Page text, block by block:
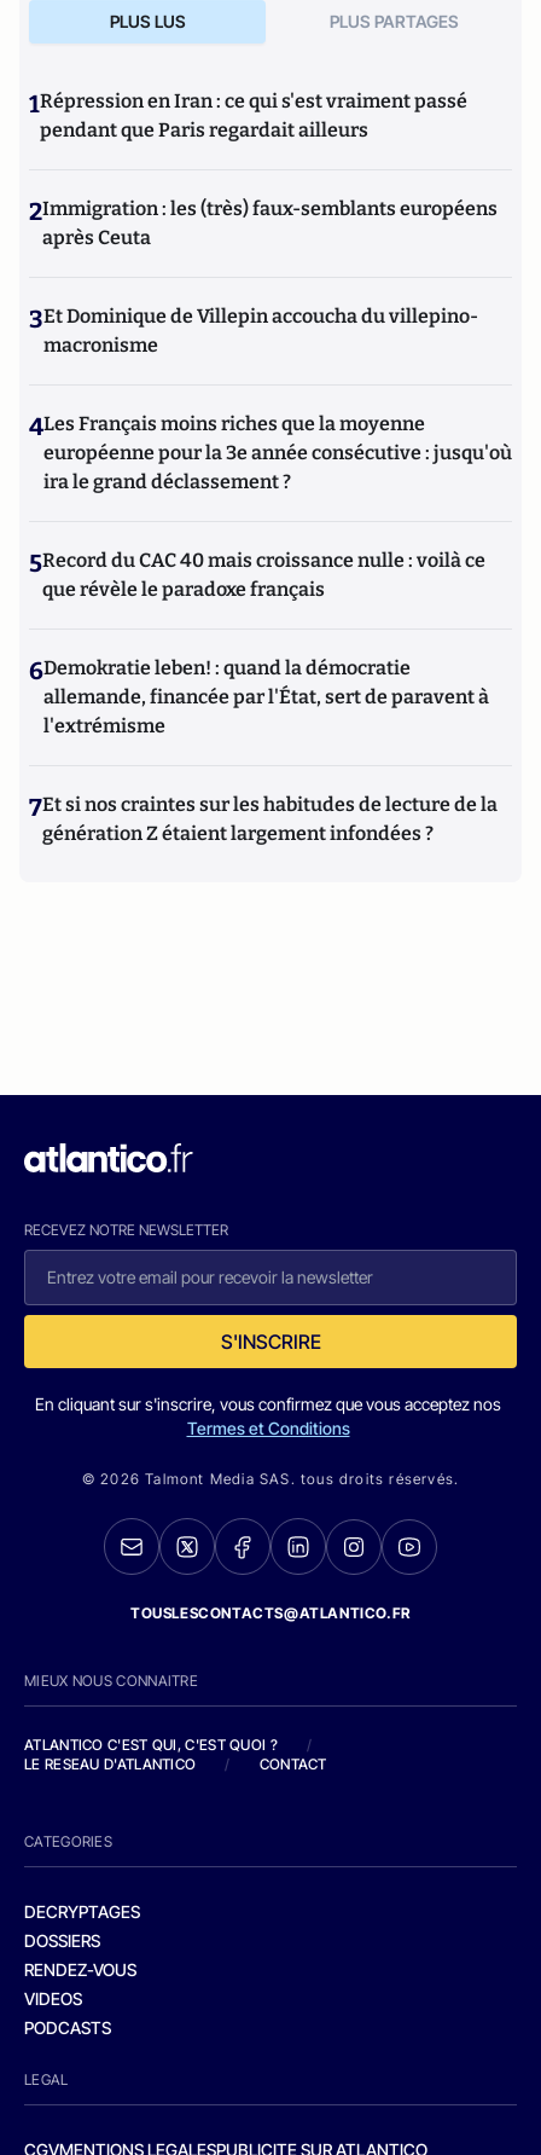
PLUS LUS PLUS PARTAGES
1Répression en Iran : ce qui s'est vraiment passé
pendant que Paris regardait ailleurs
2Immigration : les (très) faux-semblants européens
après Ceuta
3Et Dominique de Villepin accoucha du villepino-
macronisme
4Les Français moins riches que la moyenne
européenne pour la 3e année consécutive : jusqu'où
ira le grand déclassement ?
5Record du CAC 40 mais croissance nulle : voilà ce
que révèle le paradoxe français
6Demokratie leben! : quand la démocratie
allemande, financée par l'État, sert de paravent à
l'extrémisme
7Et si nos craintes sur les habitudes de lecture de la
génération Z étaient largement infondées ?
RECEVEZ NOTRE NEWSLETTER
S'INSCRIRE
En cliquant sur s'inscrire, vous confirmez que vous acceptez nos
Termes et Conditions
© 2026 Talmont Media SAS. tous droits réservés.
TOUSLESCONTACTS@ATLANTICO.FR
MIEUX NOUS CONNAITRE
ATLANTICO C'EST QUI, C'EST QUOI ?
/
LE RESEAU D'ATLANTICO
/ CONTACT
CATEGORIES
DECRYPTAGES
DOSSIERS
RENDEZ-VOUS
VIDEOS
PODCASTS
LEGAL
CGVMENTIONS LEGALESPUBLICITE SUR ATLANTICO